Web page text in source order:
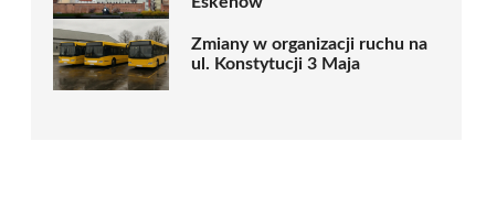
Zmiany w organizacji ruchu na
ul. Konstytucji 3 Maja